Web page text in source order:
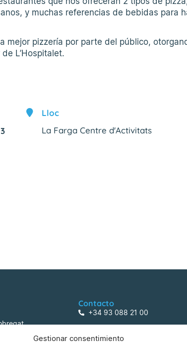
Gestionar consentimiento
y muchas referencias de bebidas para
mejor pizzería por parte del público,
L’Hospitalet.
Lloc
La Farga Centre d'Activitats
Contacto
+34 93 088 21 00